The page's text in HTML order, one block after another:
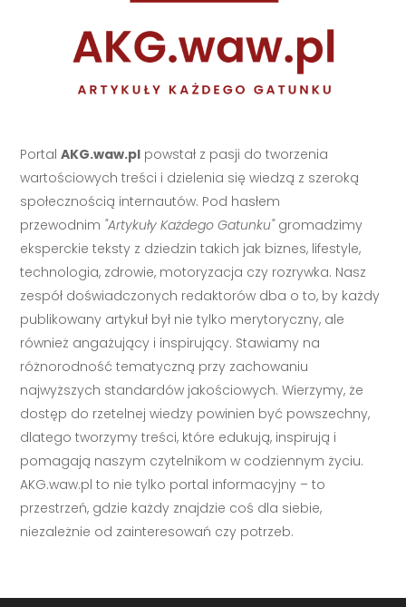
PortalAKG.waw.pl powstał z pasji do tworzenia
wartościowych treści i dzielenia się wiedzą z szeroką
społecznością internautów. Pod hasłem
przewodnim "Artykuły Każdego Gatunku"gromadzimy
eksperckie teksty z dziedzin takich jak biznes, lifestyle,
technologia, zdrowie, motoryzacja czy rozrywka. Nasz
zespół doświadczonych redaktorów dba o to, by każdy
publikowany artykuł był nie tylko merytoryczny, ale
również angażujący i inspirujący. Stawiamy na
różnorodność tematyczną przy zachowaniu
najwyższych standardów jakościowych. Wierzymy, że
dostęp do rzetelnej wiedzy powinien być powszechny,
dlatego tworzymy treści, które edukują, inspirują i
pomagają naszym czytelnikom w codziennym życiu.
AKG.waw.pl to nie tylko portal informacyjny – to
przestrzeń, gdzie każdy znajdzie coś dla siebie,
niezależnie od zainteresowań czy potrzeb.